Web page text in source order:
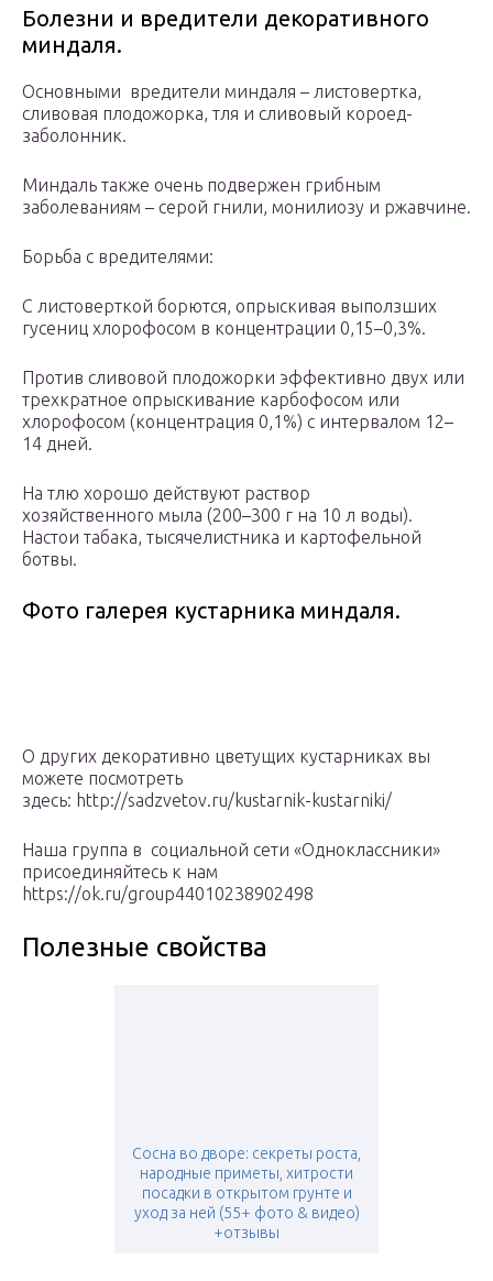
Болезни и вредители декоративного
миндаля.
Основными вредители миндаля – листовертка,
сливовая плодожорка, тля и сливовый короед-
заболонник.
Миндаль также очень подвержен грибным
заболеваниям – серой гнили, монилиозу и ржавчине.
Борьба с вредителями:
С листоверткой борются, опрыскивая выползших
гусениц хлорофосом в концентрации 0,15–0,3%.
Против сливовой плодожорки эффективно двух или
трехкратное опрыскивание карбофосом или
хлорофосом (концентрация 0,1%) с интервалом 12–
14 дней.
На тлю хорошо действуют раствор
хозяйственного мыла (200–300 г на 10 л воды).
Настои табака, тысячелистника и картофельной
ботвы.
Фото галерея кустарника миндаля.
О других декоративно цветущих кустарниках вы
можете посмотреть
здесь: http://sadzvetov.ru/kustarnik-kustarniki/
Наша группа в социальной сети «Одноклассники»
присоединяйтесь к нам
https://ok.ru/group44010238902498
Полезные свойства
Сосна во дворе: секреты роста,
народные приметы, хитрости
посадки в открытом грунте и
уход за ней (55+ фото & видео)
+отзывы